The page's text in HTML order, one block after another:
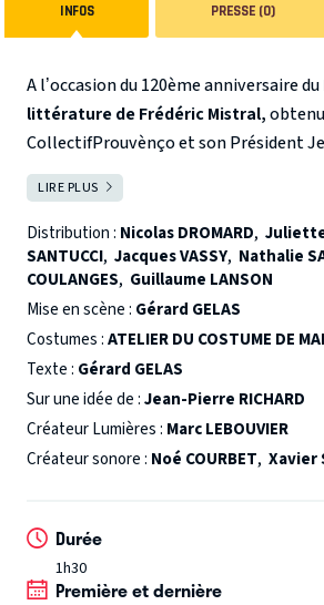
INFOS PRESSE (0)
A l’occasion du 120ème anniversaire du
littérature de Frédéric Mistral,
CollectifProuvènço et son Président
proposent l’ambitieux projet de
théâtre inédite dont l’écriture et la
confiées à Gérard Gélas. « J’ai adapté
emblématique de Frédéric Mistral,
vingt ans. Cette adaptation revisitait
en proposant une vision
caractère intemporel de ce drame
n’hésitait pas, en son temps, à qualifier
de la Provence. Vingt ans plus tard, j’ai
avec Frédéric Mistral en cette année
commémoration de sa vie et de son
-Gérard Gélas
LIRE PLUS
Distribution : Nicolas DROMARD, Juliette
SANTUCCI, Jacques VASSY, Nathalie
COULANGES, Guillaume LANSON
Mise en scène : Gérard GELAS
Costumes :ATELIER DU COSTUME DE
Texte : Gérard GELAS
Sur une idée de :Jean-Pierre RICHARD
Créateur Lumières : Marc LEBOUVIER
Créateur sonore : Noé COURBET, Xavier
Durée
1h30
Première et dernière